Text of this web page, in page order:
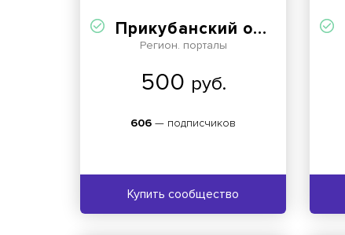
Прикубанский округ Краснодар
Регион. порталы
500 руб.
606 — подписчиков
Купить сообщество